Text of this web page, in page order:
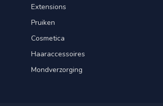
Extensions
Pruiken
Cosmetica
Haaraccessoires
Mondverzorging